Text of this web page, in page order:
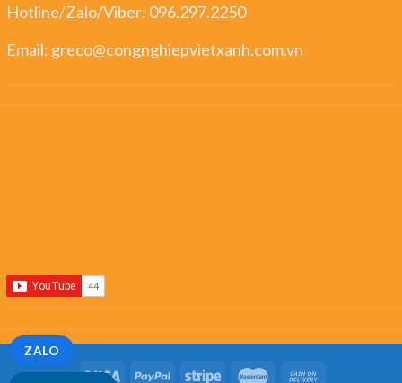
ZALO
Hotline/Zalo/Viber: 096.297.2250
Email: greco@congnghiepvietxanh.com.vn